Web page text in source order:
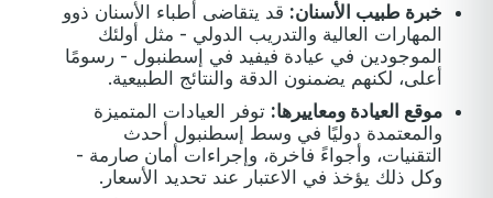
خبرة طبيب الأسنان: قد يتقاضى أطباء الأسنان ذوو
المهارات العالية والتدريب الدولي - مثل أولئك
الموجودين في عيادة فيفيد في إسطنبول - رسومًا
أعلى، لكنهم يضمنون الدقة والنتائج الطبيعية.
موقع العيادة ومعاييرها: توفر العيادات المتميزة
والمعتمدة دوليًا في وسط إسطنبول أحدث
التقنيات، وأجواءً فاخرة، وإجراءات أمان صارمة -
وكل ذلك يؤخذ في الاعتبار عند تحديد الأسعار.